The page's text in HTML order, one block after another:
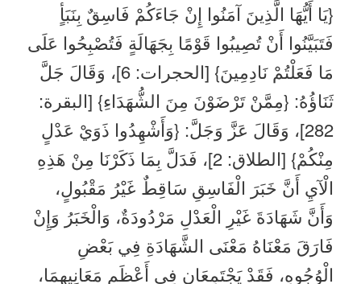
{يَا أَيُّهَا الَّذِينَ آمَنُوا إِنْ جَاءَكُمْ فَاسِقٌ بِنَبَأٍ
فَتَبَيَّنُوا أَنْ تُصِيبُوا قَوْمًا بِجَهَالَةٍ فَتُصْبِحُوا عَلَى
مَا فَعَلْتُمْ نَادِمِينَ} [الحجرات: 6]، وَقَالَ جَلَّ
ثَنَاؤُهُ: {مِمَّنْ تَرْضَوْنَ مِنَ الشُّهَدَاءِ} [البقرة:
282]، وَقَالَ عَزَّ وَجَلَّ: {وَأَشْهِدُوا ذَوَيْ عَدْلٍ
مِنْكُمْ} [الطلاق: 2]، فَدَلَّ بِمَا ذَكَرْنَا مِنْ هَذِهِ
الْآيِ أَنَّ خَبَرَ الْفَاسِقِ سَاقِطٌ غَيْرُ مَقْبُولٍ،
وَأَنَّ شَهَادَةَ غَيْرِ الْعَدْلِ مَرْدُودَةٌ، وَالْخَبَرُ وَإِنْ
فَارَقَ مَعْنَاهُ مَعْنَى الشَّهَادَةِ فِي بَعْضِ
الْوُجُوهِ، فَقَدْ يَجْتَمِعَانِ فِي أَعْظَمِ مَعَانِيهِمَا،